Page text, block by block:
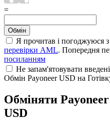
=
Я прочитав і погоджуюся з
перевірки AML. Попередня
посиланням
Не запам'ятовувати
Обмін Payoneer USD на
Обміняти
USD